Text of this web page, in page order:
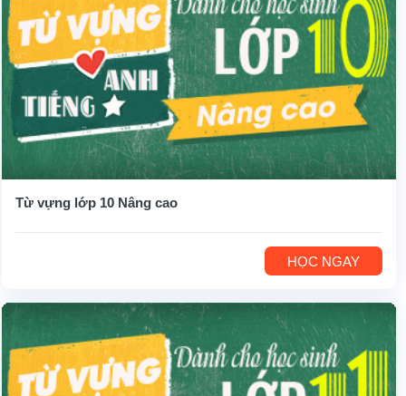
Từ vựng lớp 10 Nâng cao
HỌC NGAY